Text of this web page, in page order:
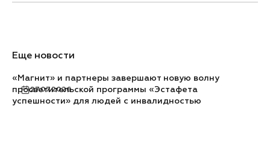
Еще новости
27.07.2026
«Магнит» и партнеры завершают новую волну
просветительской программы «Эстафета
успешности» для людей с инвалидностью